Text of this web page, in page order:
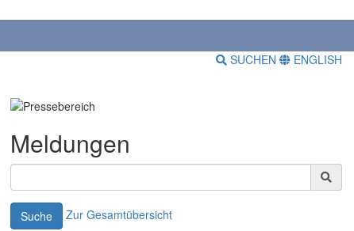
SUCHEN ENGLISH
Meldungen
Suche Zur Gesamtübersicht